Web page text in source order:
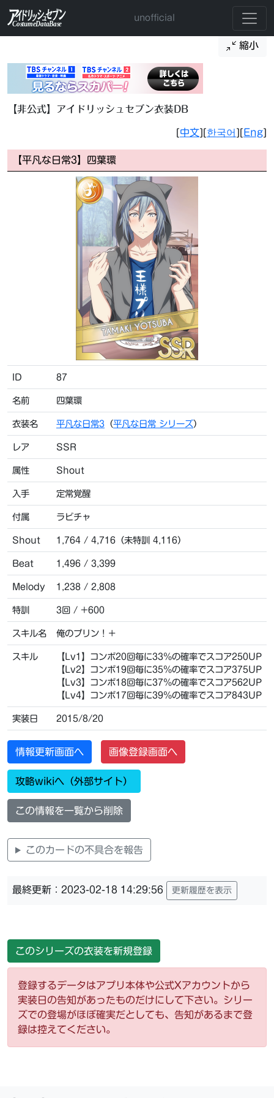
unofficial
縮小
【非公式】アイドリッシュセブン衣装DB
[中文][한국어 ][Eng]
【平凡な日常3】四葉環
ID 87
名前 四葉環
衣装名 平凡な日常3 （平凡な日常 シリーズ）
レア SSR
属性 Shout
入手 定常覚醒
付属 ラビチャ
Shout 1,764 / 4,716（未特訓 4,116）
Beat 1,496 / 3,399
Melody 1,238 / 2,808
特訓 3回 / +600
スキル名 俺のプリン！＋
スキル
【Lv1】コンボ20回毎に33％の確率でスコア250UP
【Lv2】コンボ19回毎に35％の確率でスコア375UP
【Lv3】コンボ18回毎に37％の確率でスコア562UP
【Lv4】コンボ17回毎に39％の確率でスコア843UP
実装日 2015/8/20
情報更新画面へ 画像登録画面へ
攻略wikiへ（外部サイト）
この情報を一覧から削除
このカードの不具合を報告
最終更新：2023-02-18 14:29:56 更新履歴を表示
このシリーズの衣装を新規登録
登録するデータはアプリ本体や公式Xアカウントから
実装日の告知があったものだけにして下さい。シリー
ズでの登場がほぼ確実だとしても、告知があるまで登
録は控えてください。